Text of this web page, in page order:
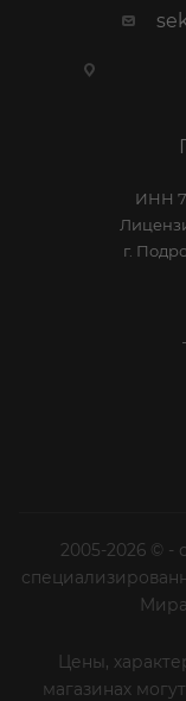
ИНН
г.
2005-2026 © -
Цены,
магазинах